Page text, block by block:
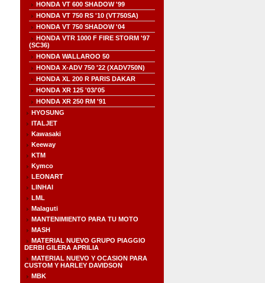
HONDA VT 600 SHADOW '99
HONDA VT 750 RS '10 (VT750SA)
HONDA VT 750 SHADOW '04
HONDA VTR 1000 F FIRE STORM '97
(SC36)
HONDA WALLAROO 50
HONDA X-ADV 750 '22 (XADV750N)
HONDA XL 200 R PARIS DAKAR
HONDA XR 125 '03/'05
HONDA XR 250 RM '91
HYOSUNG
ITALJET
Kawasaki
Keeway
KTM
Kymco
LEONART
LINHAI
LML
Malaguti
MANTENIMIENTO PARA TU MOTO
MASH
MATERIAL NUEVO GRUPO PIAGGIO
DERBI GILERA APRILIA
MATERIAL NUEVO Y OCASION PARA
CUSTOM Y HARLEY DAVIDSON
MBK